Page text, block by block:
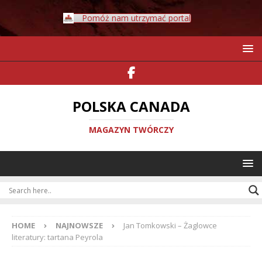
Pomóż nam utrzymać portal
POLSKA CANADA
MAGAZYN TWÓRCZY
HOME NAJNOWSZE
Jan Tomkowski – Żaglowce
literatury: tartana Peyrola